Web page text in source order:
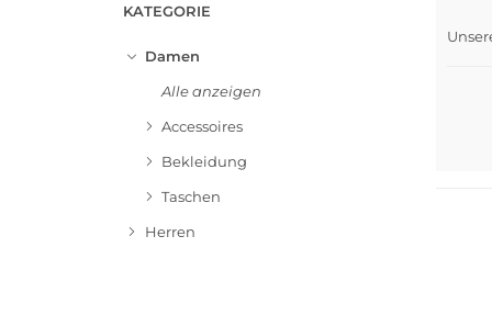
KATEGORIE
Damen
Alle anzeigen
Accessoires
Bekleidung
Taschen
Herren